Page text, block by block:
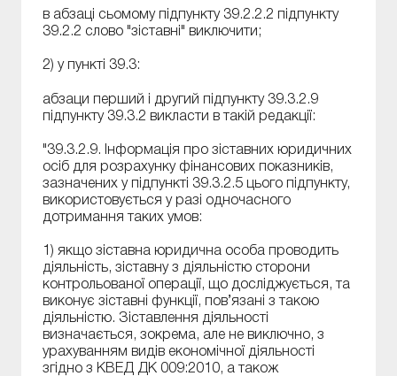
в абзаці сьомому підпункту 39.2.2.2 підпункту
39.2.2 слово "зіставні" виключити;
2) у пункті 39.3:
абзаци перший і другий підпункту 39.3.2.9
підпункту 39.3.2 викласти в такій редакції:
"39.3.2.9. Інформація про зіставних юридичних
осіб для розрахунку фінансових показників,
зазначених у підпункті 39.3.2.5 цього підпункту,
використовується у разі одночасного
дотримання таких умов:
1) якщо зіставна юридична особа проводить
діяльність, зіставну з діяльністю сторони
контрольованої операції, що досліджується, та
виконує зіставні функції, пов’язані з такою
діяльністю. Зіставлення діяльності
визначається, зокрема, але не виключно, з
урахуванням видів економічної діяльності
згідно з КВЕД ДК 009:2010, а також